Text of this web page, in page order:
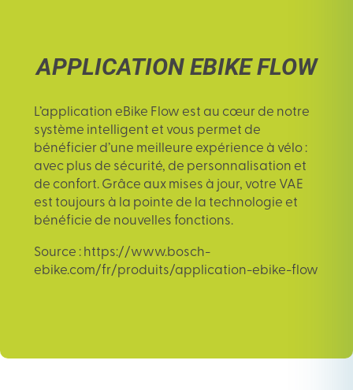
APPLICATION EBIKE FLOW
L’application eBike Flow est au cœur de notre
système intelligent et vous permet de
bénéficier d’une meilleure expérience à vélo :
avec plus de sécurité, de personnalisation et
de confort. Grâce aux mises à jour, votre VAE
est toujours à la pointe de la technologie et
bénéficie de nouvelles fonctions.
Source : https://www.bosch-
ebike.com/fr/produits/application-ebike-flow